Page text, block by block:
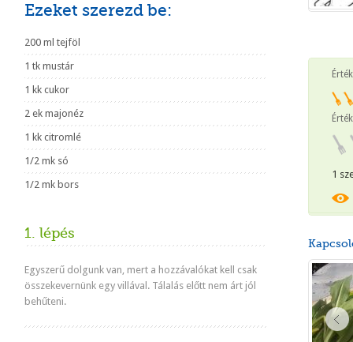
Ezeket szerezd be:
200 ml tejföl
1 tk mustár
1 kk cukor
2 ek majonéz
1 kk citromlé
1/2 mk só
1/2 mk bors
1. lépés
Egyszerű dolgunk van, mert a hozzávalókat kell csak
összekevernünk egy villával. Tálalás előtt nem árt jól
behűteni.
1